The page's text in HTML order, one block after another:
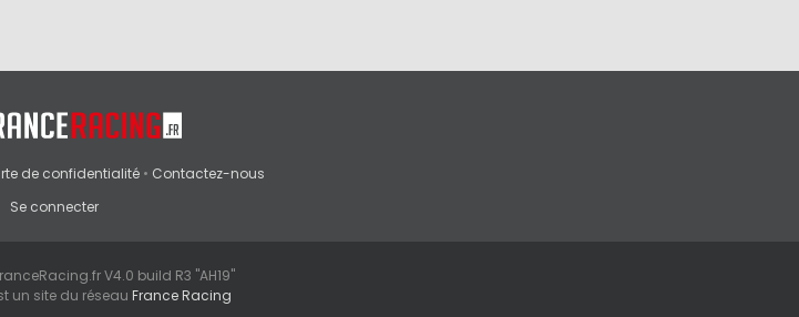
de confidentialité• Contactez-nous
Se connecter
V4.0 build R3 "AH19"
un site du réseau France Racing